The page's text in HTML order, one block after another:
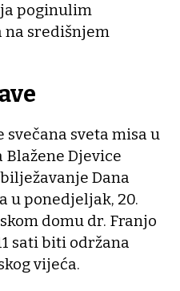
poginulim
središnjem
sveta misa u
Djevice
Dana
u ponedjeljak, 20.
domu dr. Franjo
sati biti održana
vijeća.